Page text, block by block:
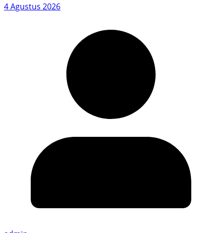
4 Agustus 2026